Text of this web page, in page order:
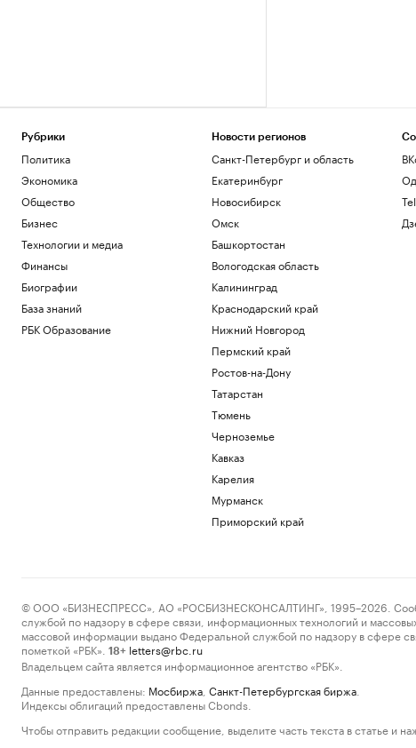
Рубрики
Политика
Экономика
Общество
Бизнес
Технологии и медиа
Финансы
Биографии
База знаний
РБК Образование
Новости регионов
Санкт-Петербург и область
Екатеринбург
Новосибирск
Омск
Башкортостан
Вологодская область
Калининград
Краснодарский край
Нижний Новгород
Пермский край
Ростов-на-Дону
Татарстан
Тюмень
Черноземье
Кавказ
Карелия
Мурманск
Приморский край
© ООО «БИЗНЕСПРЕСС», АО «РОСБИЗНЕСКОНСАЛТИНГ», 1995–2026.
службой по надзору в сфере связи, информационных технологий и
массовой информации выдано Федеральной службой по надзору в сфере
пометкой «РБК».
18+ letters@rbc.ru
Владельцем сайта является информационное агентство «РБК».
Данные предоставлены: Мосбиржа Санкт-Петербургская биржа
Индексы облигаций предоставлены Cbonds.
Чтобы отправить редакции сообщение, выделите часть текста в статье и